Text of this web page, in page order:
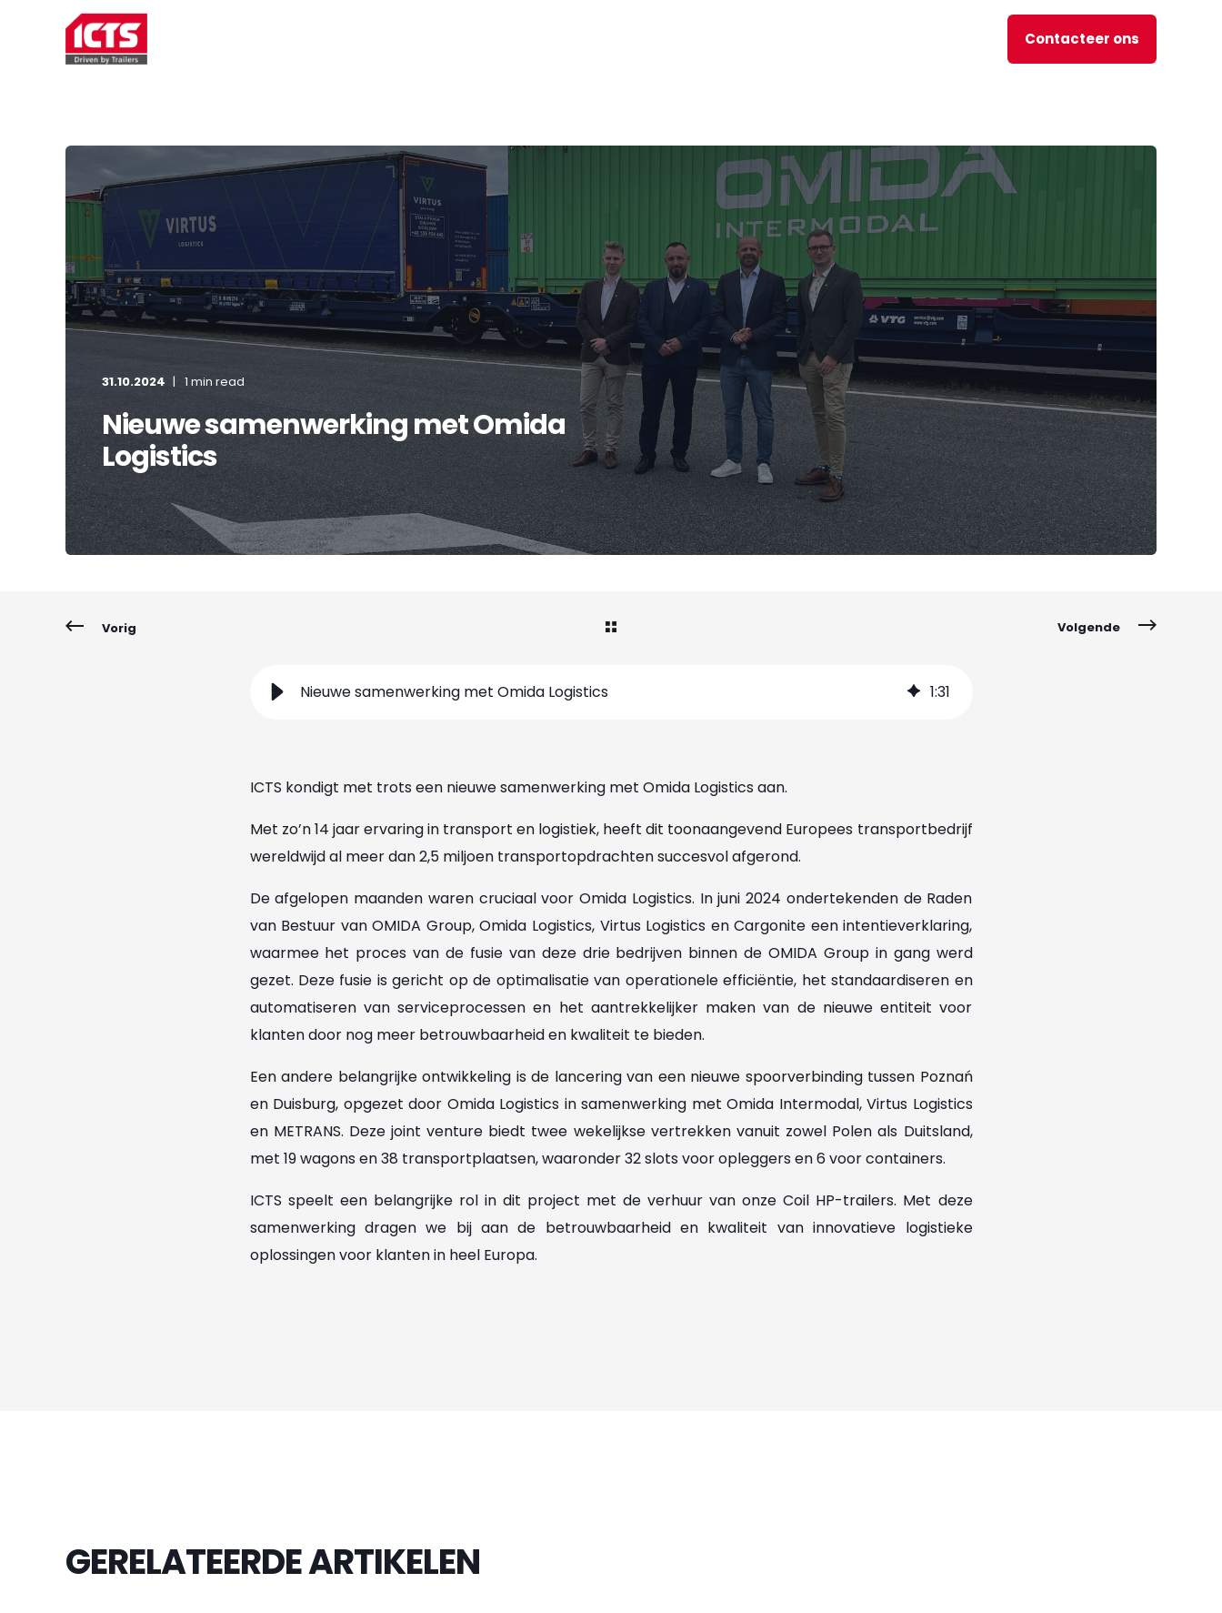
Contacteer ons
31.10.2024 1 min read
Nieuwe samenwerking met Omida
Logistics
Vorig Volgende
Nieuwe samenwerking met Omida Logistics 1:31
ICTS kondigt met trots een nieuwe samenwerking met Omida Logistics aan.
Met zo’n 14 jaar ervaring in transport en logistiek, heeft dit toonaangevend Europees transportbedrijf
wereldwijd al meer dan 2,5 miljoen transportopdrachten succesvol afgerond.
De afgelopen maanden waren cruciaal voor Omida Logistics. In juni 2024 ondertekenden de Raden
van Bestuur van OMIDA Group, Omida Logistics, Virtus Logistics en Cargonite een intentieverklaring,
waarmee het proces van de fusie van deze drie bedrijven binnen de OMIDA Group in gang werd
gezet. Deze fusie is gericht op de optimalisatie van operationele efficiëntie, het standaardiseren en
automatiseren van serviceprocessen en het aantrekkelijker maken van de nieuwe entiteit voor
klanten door nog meer betrouwbaarheid en kwaliteit te bieden.
Een andere belangrijke ontwikkeling is de lancering van een nieuwe spoorverbinding tussen Poznań
en Duisburg, opgezet door Omida Logistics in samenwerking met Omida Intermodal, Virtus Logistics
en METRANS. Deze joint venture biedt twee wekelijkse vertrekken vanuit zowel Polen als Duitsland,
met 19 wagons en 38 transportplaatsen, waaronder 32 slots voor opleggers en 6 voor containers.
ICTS speelt een belangrijke rol in dit project met de verhuur van onze Coil HP-trailers. Met deze
samenwerking dragen we bij aan de betrouwbaarheid en kwaliteit van innovatieve logistieke
oplossingen voor klanten in heel Europa.
GERELATEERDE ARTIKELEN